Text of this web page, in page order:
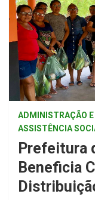
ADMINISTRAÇÃO
ASSISTÊNCIA
Prefeitura
Beneficia